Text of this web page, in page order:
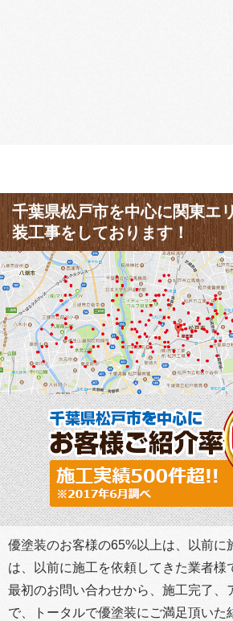
千葉県松戸市を中心に関東エ
装工事をしております！
優塗装のお客様の65%以上は、以前に
は、以前に施工を依頼してきた業者様
最初のお問い合わせから、施工完了、
で、トータルで優塗装にご満足頂いた